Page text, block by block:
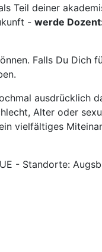
Teil deiner
- werde
Falls Du Dich
ausdrücklich
Alter oder
vielfältiges
- Standorte: